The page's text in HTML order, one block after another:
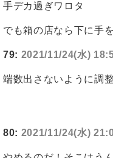
手デカ過ぎワロタ
でも箱の店なら下に手
79: 2021/11/24(水)
端数出さないように調
80: 2021/11/24(水)